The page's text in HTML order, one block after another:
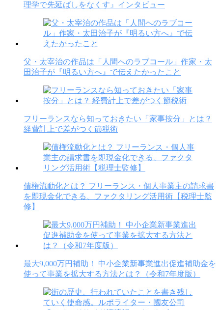
理学で先延ばしをなくす』インタビュー
父・太宰治の作品は「人間へのラブコール」作家・太
田治子が『明るい方へ』で伝えたかったこと
フリーランスなら知っておきたい「家事按分」とは？
経費計上で差がつく節税術
債権流動化とは？ フリーランス・個人事業主の請求書
を即現金化できる、ファクタリング活用術【税理士監
修】
最大9,000万円補助！ 中小企業新事業進出促進補助金を
使って事業を拡大する方法とは？（令和7年度版）